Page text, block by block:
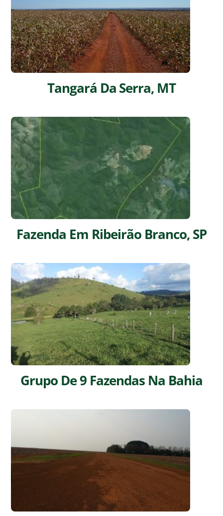
Tangará Da Serra, MT
Fazenda Em Ribeirão Branco, SP
Grupo De 9 Fazendas Na Bahia